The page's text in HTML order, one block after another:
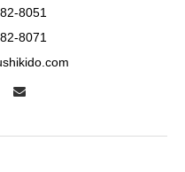
8051
8071